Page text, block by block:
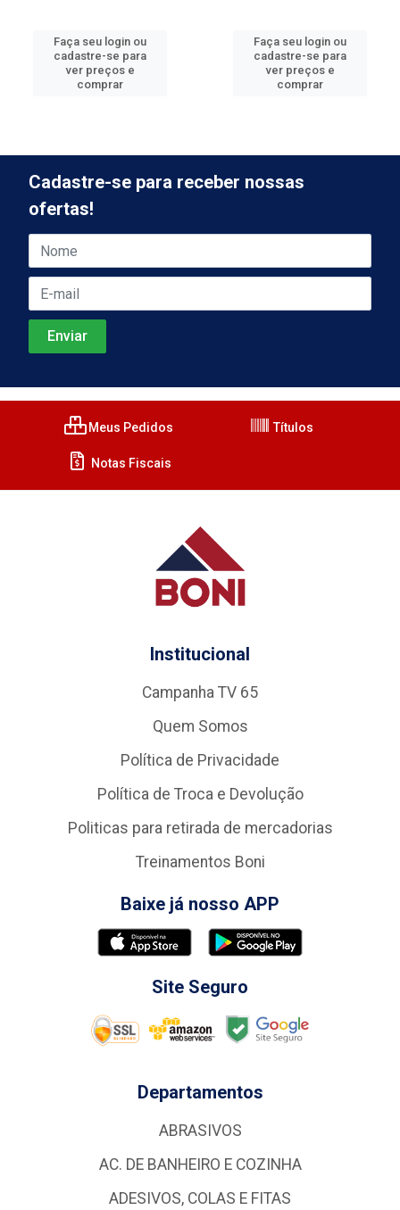
Faça seu login ou
cadastre-se para
ver preços e
comprar
Faça seu login ou
cadastre-se para
ver preços e
comprar
Cadastre-se para receber nossas
ofertas!
Meus Pedidos Títulos
Notas Fiscais
Institucional
Campanha TV 65
Quem Somos
Política de Privacidade
Política de Troca e Devolução
Politicas para retirada de mercadorias
Treinamentos Boni
Baixe já nosso APP
Site Seguro
Departamentos
ABRASIVOS
AC. DE BANHEIRO E COZINHA
ADESIVOS, COLAS E FITAS